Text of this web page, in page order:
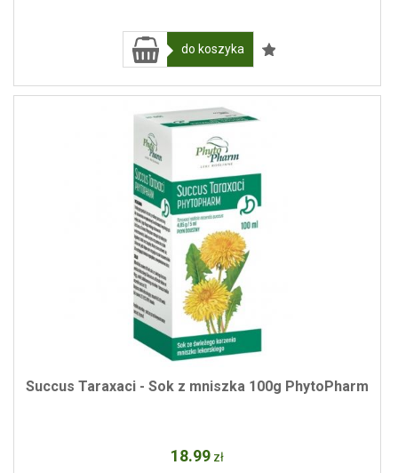
do koszyka
Succus Taraxaci - Sok z mniszka 100g PhytoPharm
18.99 zł